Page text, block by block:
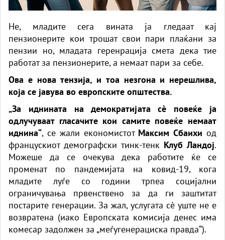
Не, младите сега вината ја гледаат кај
пензионерите кои трошат свои пари плаќани за
пензии но, младата геренрација смета дека тие
работат за пензионерите, а немаат пари за себе.
Ова е нова тензија, и тоа незгона и нерешлива,
која се јавува во европските општества.
„За иднината на демократијата сè повеќе ја
одлучуваат гласачите кои самите повеќе немаат
иднина“, се жали економистот Максим Сбаихиод
францускиот демографски тинк-тенк Клуб Ландој.
Можеше да се очекува дека работите ќе се
променат по пандемијата на ковид-19, кога
младите луѓе со години трпеа социјални
ограничувања првенствено за да ги заштитат
постарите генерации. За жал, услугата сè уште не е
возвратена (иако Европската комисија денес има
комесар задолжен за „меѓугенерациска правда“).